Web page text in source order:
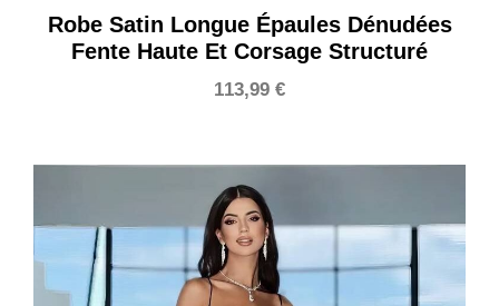
Robe Satin Longue Épaules Dénudées
Fente Haute Et Corsage Structuré
113,99 €